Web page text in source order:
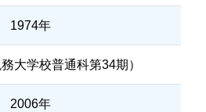
1974年
大学校普通科第34期）
2006年